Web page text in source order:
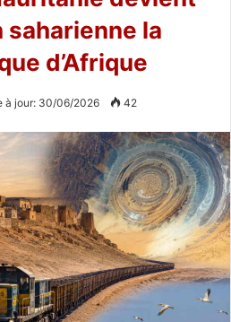
la
d’Afrique
à jour: 30/06/2026 42